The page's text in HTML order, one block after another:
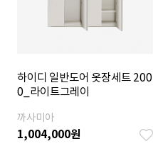
하이디 일반도어 옷장세트 200
0_라이트그레이
까사미아
1,004,000원